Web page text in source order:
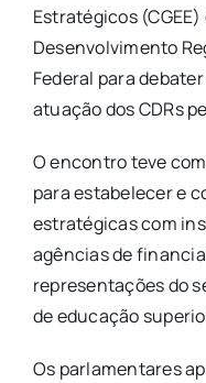
Estratégicos
Desenvolvimento
Federal para
atuação dos CDRs
O encontro teve
para estabelecer e
estratégicas com
agências de
representações do
de educação
Os parlamentares